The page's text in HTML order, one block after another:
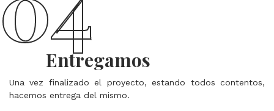
Entregamos
Una vez finalizado el proyecto, estando todos contentos,
hacemos entrega del mismo.